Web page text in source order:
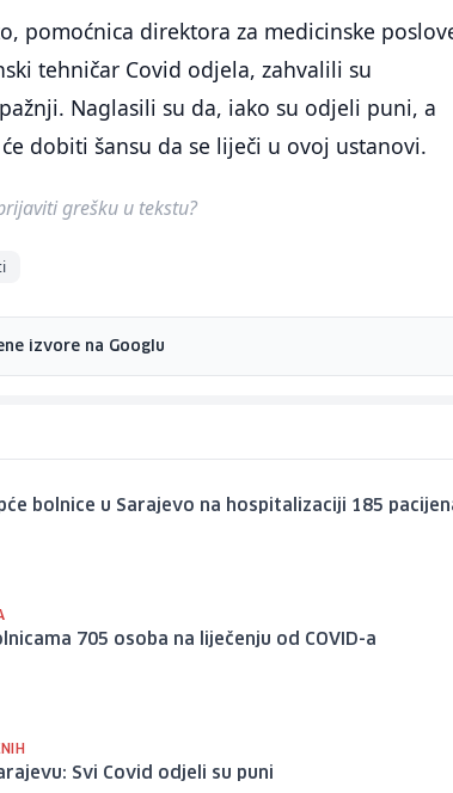
pomoćnica direktora za medicinske
tehničar Covid odjela, zahvalili su
Naglasili su da, iako su odjeli puni, a
dobiti šansu da se liječi u ovoj ustanovi.
grešku u tekstu?
izvore na Googlu
bolnice u Sarajevo na hospitalizaciji 185
705 osoba na liječenju od COVID-a
Svi Covid odjeli su puni